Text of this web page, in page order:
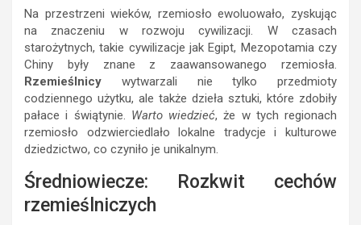
Na przestrzeni wieków, rzemiosło ewoluowało, zyskując
na znaczeniu w rozwoju cywilizacji. W czasach
starożytnych, takie cywilizacje jak Egipt, Mezopotamia czy
Chiny były znane z zaawansowanego rzemiosła.
Rzemieślnicy wytwarzali nie tylko przedmioty
codziennego użytku, ale także dzieła sztuki, które zdobiły
pałace i świątynie. Warto wiedzieć, że w tych regionach
rzemiosło odzwierciedlało lokalne tradycje i kulturowe
dziedzictwo, co czyniło je unikalnym.
Średniowiecze: Rozkwit cechów
rzemieślniczych